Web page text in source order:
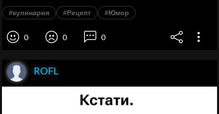
#кулинария #Рецепт #Юмор
0 0 0
ROFL